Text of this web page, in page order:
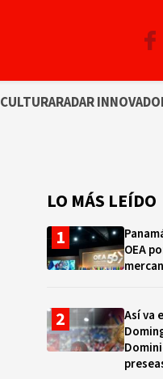
CULTURARADAR
LO MÁS LEÍDO
OEA
Así va